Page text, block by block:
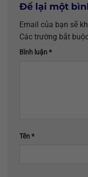
Để lại một
Email của bạn sẽ
Các trường bắt
Bình luận*
Tên*